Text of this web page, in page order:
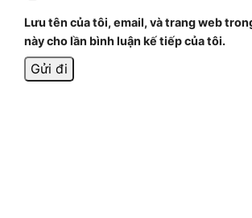
Lưu tên của tôi, email, và trang web
này cho lần bình luận kế tiếp của tôi.